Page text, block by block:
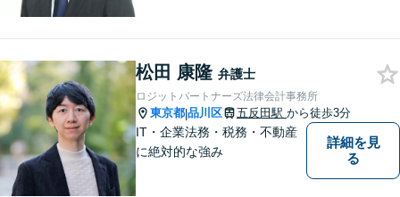
松田 康隆 弁護士
ロジットパートナーズ法律会計事務所
東京都|品川区 五反田駅 から徒歩3分
IT・企業法務・税務・不動産
に絶対的な強み
詳細を見
る